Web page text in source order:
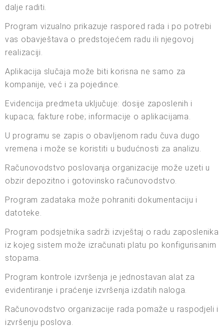
dalje raditi.
Program vizualno prikazuje raspored rada i po potrebi
vas obavještava o predstojećem radu ili njegovoj
realizaciji.
Aplikacija slučaja može biti korisna ne samo za
kompanije, već i za pojedince.
Evidencija predmeta uključuje: dosije zaposlenih i
kupaca; fakture robe; informacije o aplikacijama.
U programu se zapis o obavljenom radu čuva dugo
vremena i može se koristiti u budućnosti za analizu.
Računovodstvo poslovanja organizacije može uzeti u
obzir depozitno i gotovinsko računovodstvo.
Program zadataka može pohraniti dokumentaciju i
datoteke.
Program podsjetnika sadrži izvještaj o radu zaposlenika
iz kojeg sistem može izračunati platu po konfigurisanim
stopama.
Program kontrole izvršenja je jednostavan alat za
evidentiranje i praćenje izvršenja izdatih naloga.
Računovodstvo organizacije rada pomaže u raspodjeli i
izvršenju poslova.